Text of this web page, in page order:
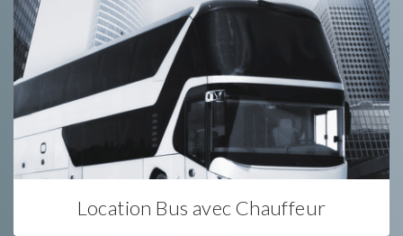
Location Bus avec Chauffeur